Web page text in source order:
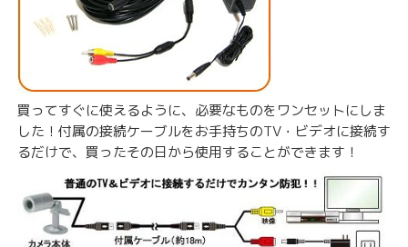
買ってすぐに使えるように、必要なものをワンセットにしま
した！付属の接続ケーブルをお手持ちのTV・ビデオに接続す
るだけで、買ったその日から使用することができます！